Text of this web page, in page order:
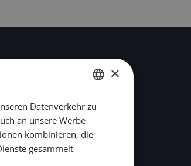
DUTCH
ENGLISH
×
Datenverkehr zu
an unsere Werbe-
kombinieren, die
gesammelt